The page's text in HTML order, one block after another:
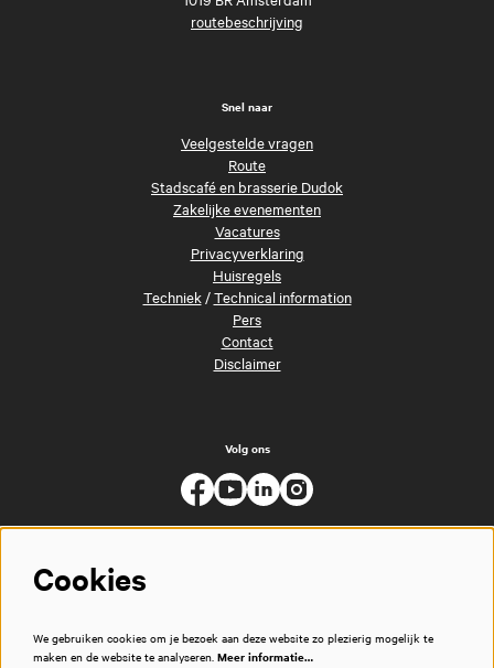
routebeschrijving
Snel naar
Veelgestelde vragen
Route
Stadscafé en brasserie Dudok
Zakelijke evenementen
Vacatures
Privacyverklaring
Huisregels
Techniek/Technical information
Pers
Contact
Disclaimer
Volg ons
Cookies
We gebruiken cookies om je bezoek aan deze website zo plezierig mogelijk te
maken en de website te analyseren. Meer informatie…